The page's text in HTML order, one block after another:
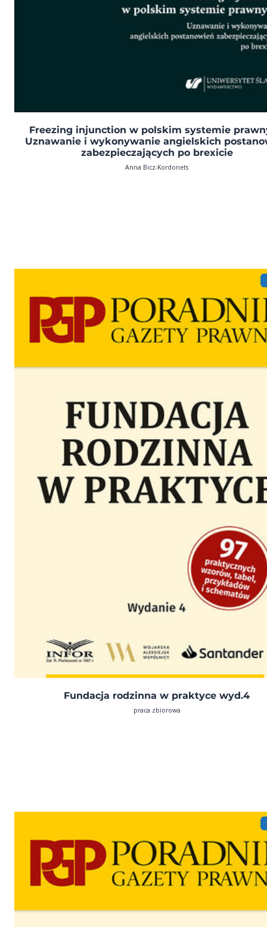
Freezing injunction w polskim systemie
Uznawanie i wykonywanie angielskich
zabezpieczających po brexicie
Anna Bicz-Kordonets
Fundacja rodzinna w praktyce wyd.4
praca zbiorowa